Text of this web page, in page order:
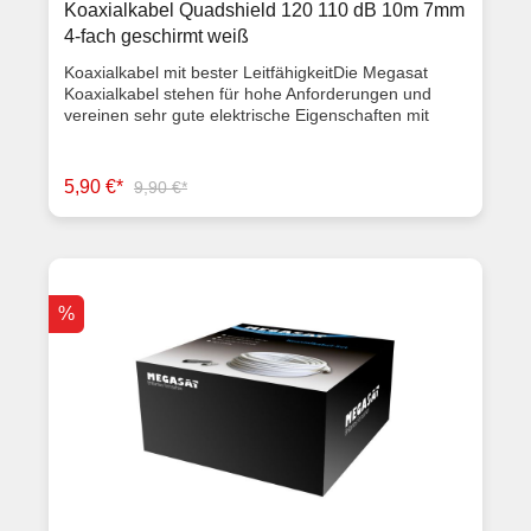
Koaxialkabel Quadshield 120 110 dB 10m 7mm
4-fach geschirmt weiß
Koaxialkabel mit bester LeitfähigkeitDie Megasat
Koaxialkabel stehen für hohe Anforderungen und
vereinen sehr gute elektrische Eigenschaften mit
durch internationale Standards wie Qualität,
Sicherheit, die Verwendung umweltfreundlicher
Materialien, um die Erwartungen des Kunden gerecht
und übersichtliche Abtrennung von Meterware
möglich. Eigenschaften Schirmmaß: 110 dB
Abschirmung: 4-fach Außendurchmesser: 7,0 mm
Außenleiterdurchmesser: 5,5 mm
Isolationsdurchmesser: 4,3 mm
Innenleiterdurchmesser: 0,9 mm CCS Aluminiumfolie:
2x kaschiert Geflecht: 1x 48 x 0,12 al Impedanz: 75 Ω
TÜV geprüft ISO 9001 RoHS-conform Meteraufdruck
auf dem Kabel Kabellänge: 10 m Inklusive F-Stecker
und Gummitülle Farbe: weiß Dämpfung bei 20° C auf
5,90 €* 9,90 €*
%